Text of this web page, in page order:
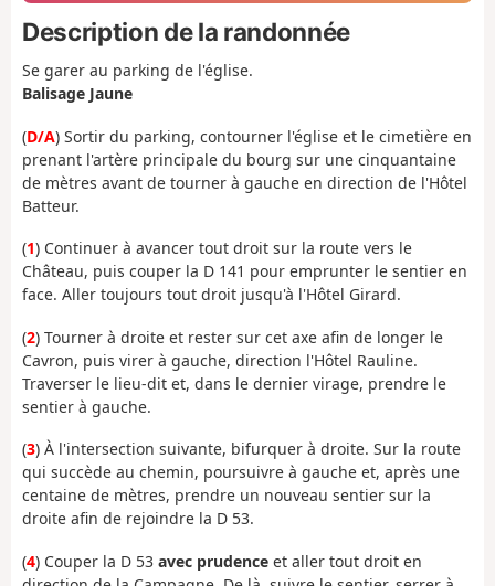
Description de la randonnée
Se garer au parking de l'église.
Balisage Jaune
(D/A) Sortir du parking, contourner l'église et le cimetière en
prenant l'artère principale du bourg sur une cinquantaine
de mètres avant de tourner à gauche en direction de l'Hôtel
Batteur.
(1) Continuer à avancer tout droit sur la route vers le
Château, puis couper la D 141 pour emprunter le sentier en
face. Aller toujours tout droit jusqu'à l'Hôtel Girard.
(2) Tourner à droite et rester sur cet axe afin de longer le
Cavron, puis virer à gauche, direction l'Hôtel Rauline.
Traverser le lieu-dit et, dans le dernier virage, prendre le
sentier à gauche.
(3) À l'intersection suivante, bifurquer à droite. Sur la route
qui succède au chemin, poursuivre à gauche et, après une
centaine de mètres, prendre un nouveau sentier sur la
droite afin de rejoindre la D 53.
(4) Couper la D 53 avec prudence et aller tout droit en